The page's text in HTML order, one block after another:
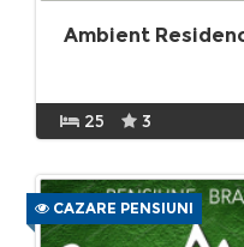
Ambient
25 3
CAZARE PENSIUNI